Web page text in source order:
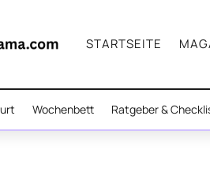
STARTSEITE
Wochenbett Ratgeber &